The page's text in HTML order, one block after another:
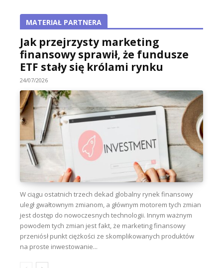
MATERIAŁ PARTNERA
Jak przejrzysty marketing
finansowy sprawił, że fundusze
ETF stały się królami rynku
24/07/2026
W ciągu ostatnich trzech dekad globalny rynek finansowy
uległ gwałtownym zmianom, a głównym motorem tych zmian
jest dostęp do nowoczesnych technologii. Innym ważnym
powodem tych zmian jest fakt, że marketing finansowy
przeniósł punkt ciężkości ze skomplikowanych produktów
na proste inwestowanie...